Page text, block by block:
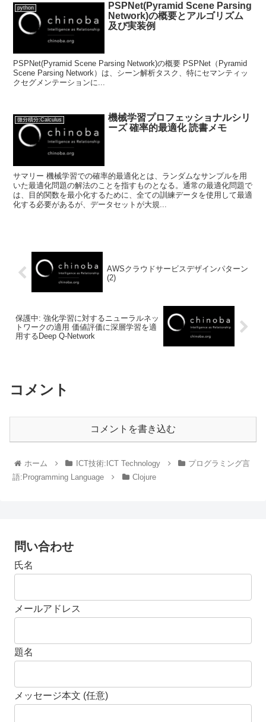
python
PSPNet(Pyramid Scene Parsing
Network)の概要とアルゴリズム
及び実装例
PSPNet(Pyramid Scene Parsing Network)の概要 PSPNet（Pyramid
Scene Parsing Network）は、シーン解析タスク、特にセマンティッ
クセグメンテーションに...
微分積分:Calculus
機械学習プロフェッショナルシリ
ーズ 確率的最適化 読書メモ
サマリー 機械学習での確率的最適化とは、ランダムなサンプルを用
いた最適化問題の解法のことを指すものとなる。通常の最適化問題で
は、目的関数を最小化するために、全ての訓練データを使用して最適
化する必要があるが、データセットが大規...
AWSクラウドサービスデザインパターン
(2)
保護中: 強化学習に対するニューラルネッ
トワークの適用 価値評価に深層学習を適
用するDeep Q-Network
コメント
コメントを書き込む
ホーム ICT技術:ICT Technology
プログラミング言
語:Programming Language
Clojure
問い合わせ
氏名
メールアドレス
題名
メッセージ本文 (任意)